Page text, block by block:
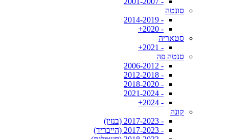
סונטה
- 2014-2019
- 2020+
סטאריה
- 2021+
סנטה פה
- 2006-2012
- 2012-2018
- 2018-2020
- 2021-2024
- 2024+
קונה
- 2017-2023 (בנזין)
- 2017-2023 (הייבריד)